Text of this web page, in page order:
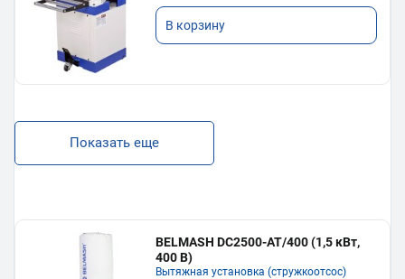
В корзину
Показать еще
BELMASH DC2500-AT/400 (1,5 кВт,
400 В)
Вытяжная установка (стружкоотсос)